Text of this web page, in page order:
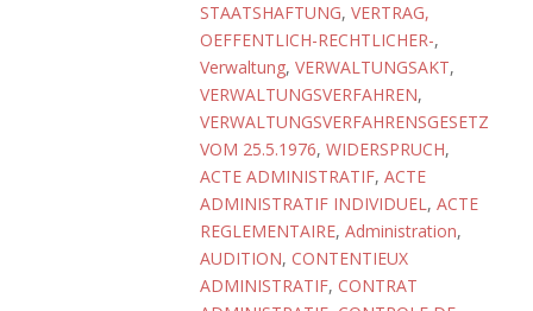
STAATSHAFTUNG, VERTRAG,
OEFFENTLICH-RECHTLICHER-,
Verwaltung, VERWALTUNGSAKT,
VERWALTUNGSVERFAHREN,
VERWALTUNGSVERFAHRENSGESETZ
VOM 25.5.1976, WIDERSPRUCH,
ACTE ADMINISTRATIF, ACTE
ADMINISTRATIF INDIVIDUEL, ACTE
REGLEMENTAIRE, Administration,
AUDITION, CONTENTIEUX
ADMINISTRATIF, CONTRAT